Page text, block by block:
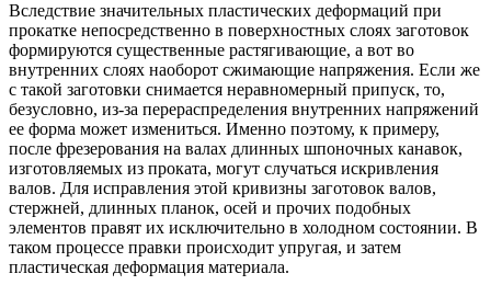
Вследствие значительных пластических деформаций при
прокатке непосредственно в поверхностных слоях заготовок
формируются существенные растягивающие, а вот во
внутренних слоях наоборот сжимающие напряжения. Если же
с такой заготовки снимается неравномерный припуск, то,
безусловно, из-за перераспределения внутренних напряжений
ее форма может измениться. Именно поэтому, к примеру,
после фрезерования на валах длинных шпоночных канавок,
изготовляемых из проката, могут случаться искривления
валов. Для исправления этой кривизны заготовок валов,
стержней, длинных планок, осей и прочих подобных
элементов правят их исключительно в холодном состоянии. В
таком процессе правки происходит упругая, и затем
пластическая деформация материала.